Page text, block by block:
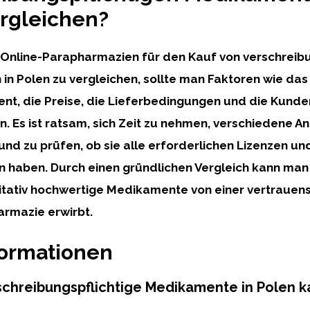
Parapharmazien für den Kauf von
Polen zu vergleichen, sollte man Faktoren wie das
die Preise, die Lieferbedingungen und die
Es ist ratsam, sich Zeit zu nehmen, verschiedene
zu prüfen, ob sie alle erforderlichen Lizenzen
haben. Durch einen gründlichen Vergleich kann
hochwertige Medikamente von einer
erwirbt.
Medikamente in Polen